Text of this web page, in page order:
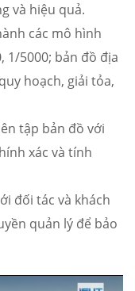
và hiệu quả.
các mô hình
1/5000; bản đồ địa
hoạch, giải tỏa,
tập bản đồ với
xác và tính
đối tác và khách
quản lý để bảo